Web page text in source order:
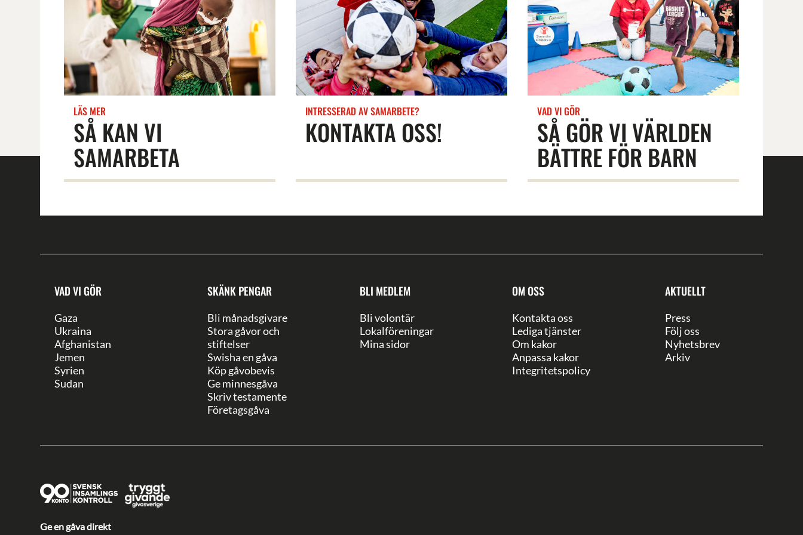
SÅ KAN VI
SAMARBETA
LÄS MER
KONTAKTA OSS!
INTRESSERAD AV SAMARBETE?
SÅ GÖR VI VÄRLDEN
BÄTTRE FÖR BARN
VAD VI GÖR
VAD VI GÖR
Gaza
Ukraina
Afghanistan
Jemen
Syrien
Sudan
SKÄNK PENGAR
Bli månadsgivare
Stora gåvor och
stiftelser
Swisha en gåva
Köp gåvobevis
Ge minnesgåva
Skriv testamente
Företagsgåva
BLI MEDLEM
Bli volontär
Lokalföreningar
Mina sidor
OM OSS
Kontakta oss
Lediga tjänster
Om kakor
Anpassa kakor
Integritetspolicy
AKTUELLT
Press
Följ oss
Nyhetsbrev
Arkiv
Ge en gåva direkt